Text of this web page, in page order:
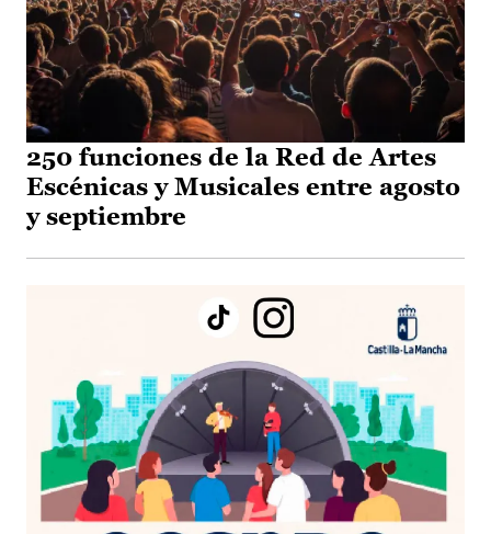
250 funciones de la Red de Artes
Escénicas y Musicales entre agosto
y septiembre